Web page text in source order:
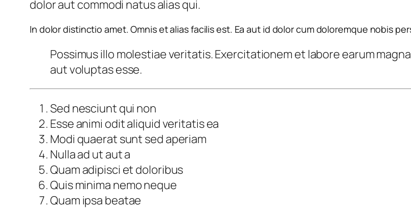
dolor aut commodi natus alias qui.
In dolor distinctio amet. Omnis et alias facilis est. Ea aut id dolor cum doloremque nobis
Possimus illo molestiae veritatis. Exercitationem et labore earum
aut voluptas esse.
Sed nesciunt qui non
Esse animi odit aliquid veritatis ea
Modi quaerat sunt sed aperiam
Nulla ad ut aut a
Quam adipisci et doloribus
Quis minima nemo neque
Quam ipsa beatae